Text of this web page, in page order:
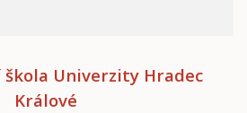
Univerzity Hradec
Králové